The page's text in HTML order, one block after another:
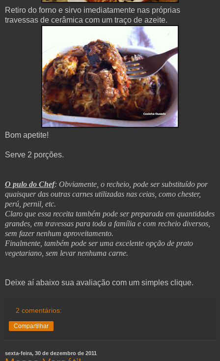
Retiro do forno e sirvo imediatamente nas próprias
travessas de cerâmica com um traço de azeite.
Bom apetite!
Serve 2 porções.
O pulo do Chef: Obviamente, o recheio, pode ser substituído por
quaisquer das outras carnes utilizadas nas ceias, como chester,
perú, pernil, etc.
Claro que essa receita também pode ser preparada em quantidades
grandes, em travessas para toda a família e com recheio diversos,
sem fazer nenhum aproveitamento.
Finalmente, também pode ser uma excelente opção de prato
vegetariano, sem levar nenhuma carne.
Deixe aí abaixo sua avaliação com um simples clique.
2 comentários:
Compartilhar
sexta-feira, 30 de dezembro de 2011